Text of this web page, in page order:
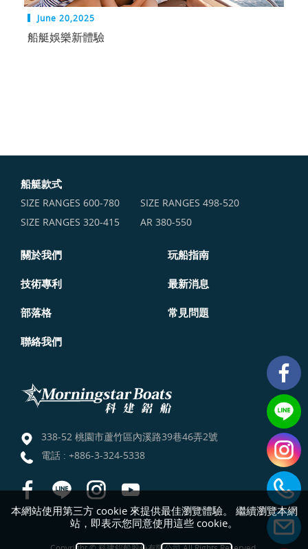
June 20,2025
船艇娛樂新體驗
本網站使用第三方 cookie 來提供最佳瀏覽體驗。 繼續瀏覽本網
站，即表示您同意使用這些 cookie。
船艇款式
SIZE RANGES ​600-780
SIZE RANGES ​498-520
SIZE RANGES ​320-415
AR 380-550
關於我們 玩船指南
技術專利 最新消息
部落格 常見問題
聯絡我們
338-52 桃園市蘆竹區內溪路39巷46弄2號
電話 : +886-3-324-5338